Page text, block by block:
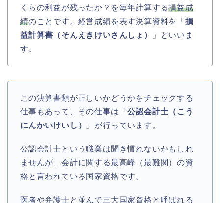
くらの利益が残ったか？を毎年計算する損益成
績のことです。経営成績を表す決算資料を「損
益計算書（そんえきけいさんしょ）
」といいま
す。
この決算書類が正しいかどうかをチェックする
仕事もあって、その仕事は「公認会計士（こう
にんかいけいし）
」が行っています。
公認会計士という職業は聞き慣れないかもしれ
ませんが、会計に関する最高峰（最難関）の資
格と言われている国家資格です。
医者や弁護士と並んで三大国家資格と呼ばれる